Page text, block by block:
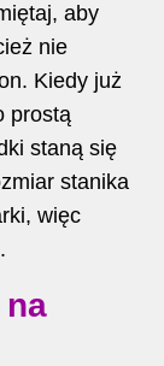
aby
nie
Kiedy już
prostą
staną się
stanika
więc